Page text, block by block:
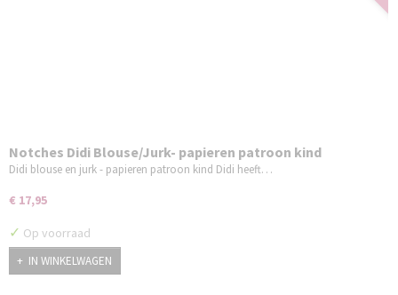
Notches Didi Blouse/Jurk- papieren patroon kind
Didi blouse en jurk - papieren patroon kind Didi heeft…
€ 17,95
✓ Op voorraad
IN WINKELWAGEN